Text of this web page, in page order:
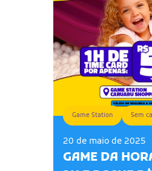
Game Station Sem
20 de maio de 2025
GAME DA